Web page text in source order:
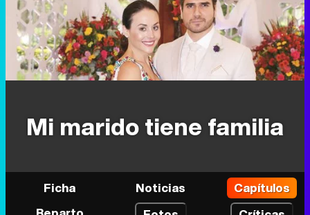
Mi marido tiene familia
Ficha Noticias
Capítulos